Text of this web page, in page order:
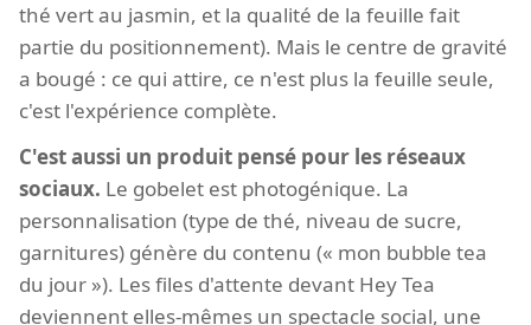
thé vert au jasmin, et la qualité de la feuille fait
partie du positionnement). Mais le centre de gravité
a bougé : ce qui attire, ce n'est plus la feuille seule,
c'est l'expérience complète.
C'est aussi un produit pensé pour les réseaux
sociaux. Le gobelet est photogénique. La
personnalisation (type de thé, niveau de sucre,
garnitures) génère du contenu (« mon bubble tea
du jour »). Les files d'attente devant Hey Tea
deviennent elles-mêmes un spectacle social, une